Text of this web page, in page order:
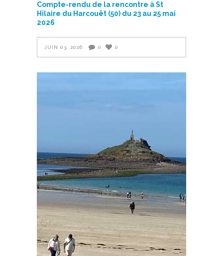
Compte-rendu de la rencontre à St
Hilaire du Harcouët (50) du 23 au 25 mai
2026
JUIN 03, 2026 0 0